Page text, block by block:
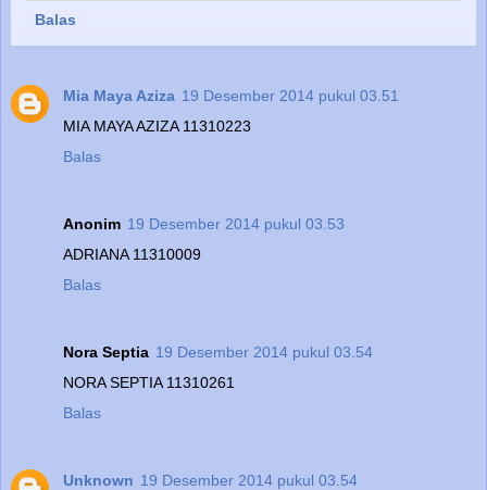
Balas
Mia Maya Aziza 19 Desember 2014 pukul 03.51
MIA MAYA AZIZA 11310223
Balas
Anonim 19 Desember 2014 pukul 03.53
ADRIANA 11310009
Balas
Nora Septia 19 Desember 2014 pukul 03.54
NORA SEPTIA 11310261
Balas
Unknown 19 Desember 2014 pukul 03.54